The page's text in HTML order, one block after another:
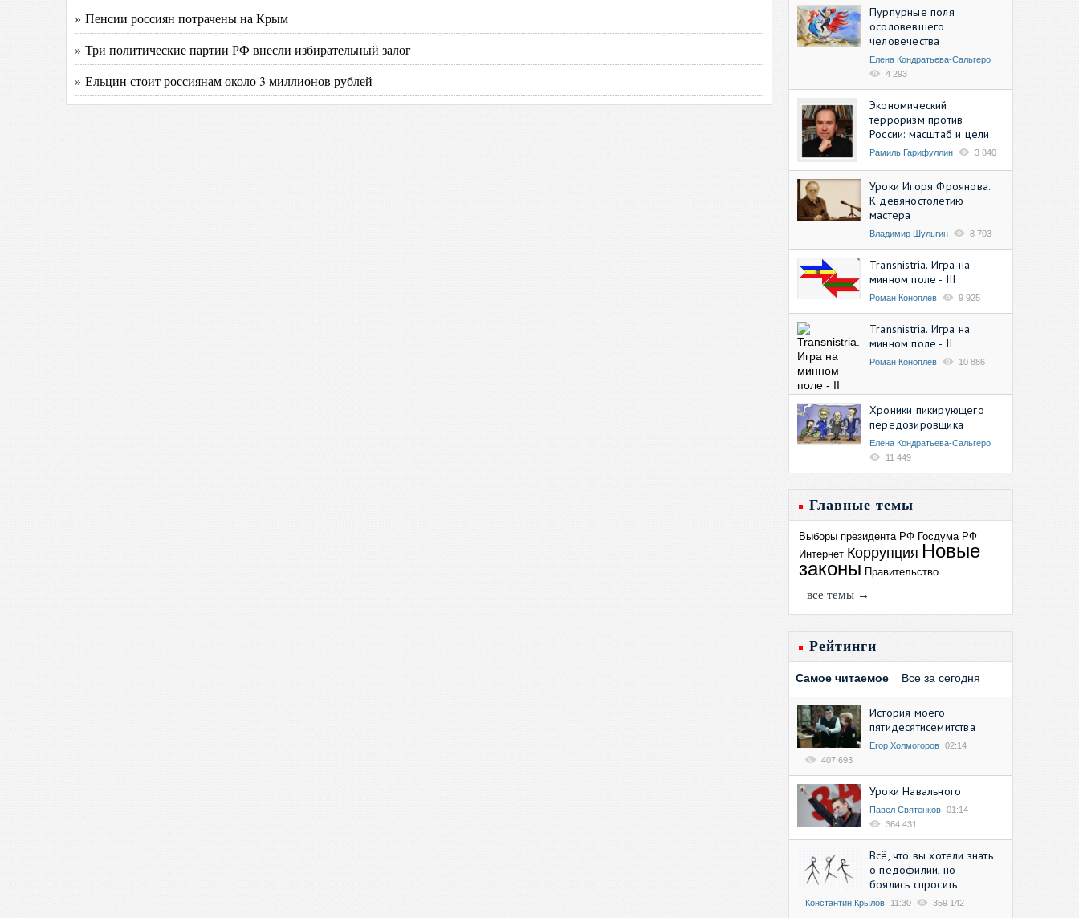
» Пенсии россиян потрачены на Крым
» Три политические партии РФ внесли избирательный залог
» Ельцин стоит россиянам около 3 миллионов рублей
Пурпурные поля
осоловевшего
человечества
Елена Кондратьева-Сальгеро
4 293
Экономический
терроризм против
России: масштаб и цели
Рамиль Гарифуллин 3 840
Уроки Игоря Фроянова.
К девяностолетию
мастера
Владимир Шульгин 8 703
Transnistria. Игра на
минном поле - III
Роман Коноплев 9 925
Transnistria. Игра на
минном поле - II
Роман Коноплев 10 886
Хроники пикирующего
передозировщика
Елена Кондратьева-Сальгеро
11 449
Главные темы
Выборы президента РФ Госдума РФ
Интернет Коррупция Новые
законы Правительство
все темы →
Рейтинги
Самое читаемое Все за сегодня
История моего
пятидесятисемитства
Егор Холмогоров 02:14
407 693
Уроки Навального
Павел Святенков 01:14
364 431
Всё, что вы хотели знать
о педофилии, но
боялись спросить
Константин Крылов 11:30 359 142